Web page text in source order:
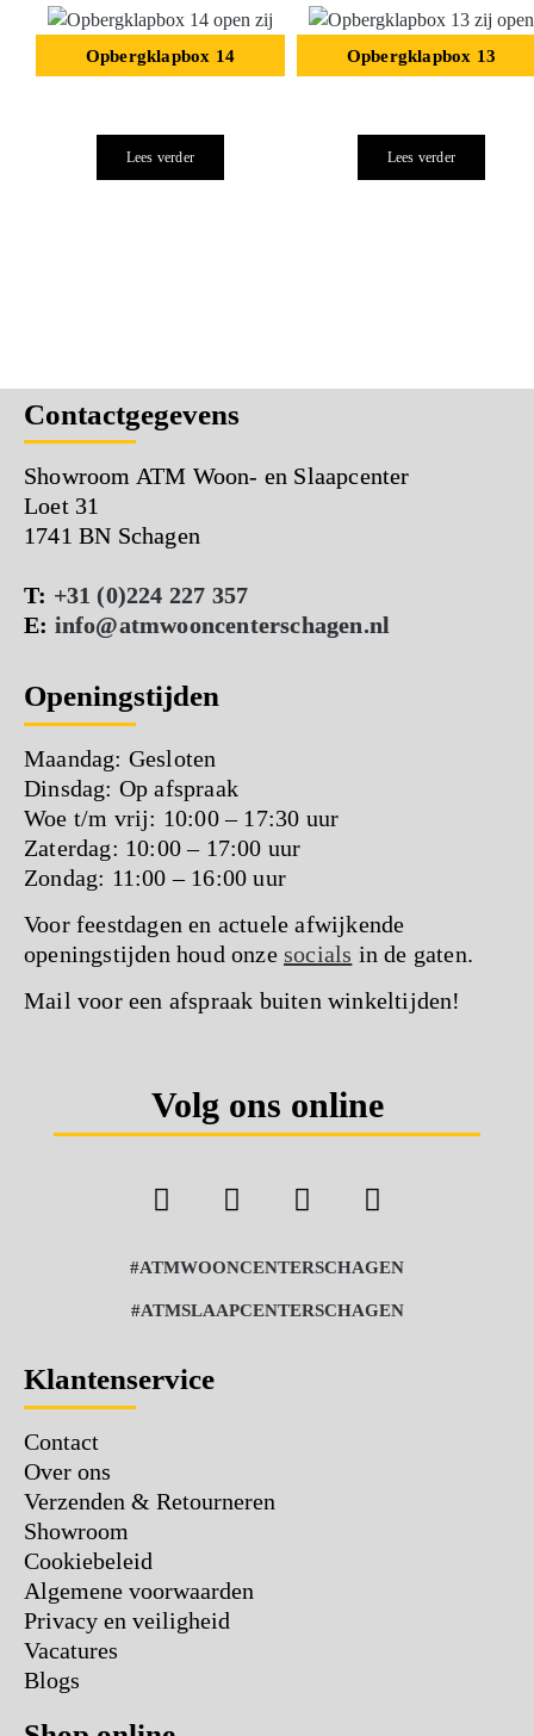
Opbergklapbox 14
Lees verder
Opbergklapbox 13
Lees verder
Contactgegevens
Showroom ATM Woon- en Slaapcenter
Loet 31
1741 BN Schagen
T: +31 (0)224 227 357
E: info@atmwooncenterschagen.nl
Openingstijden
Maandag: Gesloten
Dinsdag: Op afspraak
Woe t/m vrij: 10:00 – 17:30 uur
Zaterdag: 10:00 – 17:00 uur
Zondag: 11:00 – 16:00 uur
Voor feestdagen en actuele afwijkende
openingstijden houd onze socials in de gaten.
Mail voor een afspraak buiten winkeltijden!
Volg ons online
#ATMWOONCENTERSCHAGEN
#ATMSLAAPCENTERSCHAGEN
Klantenservice
Contact
Over ons
Verzenden & Retourneren
Showroom
Cookiebeleid
Algemene voorwaarden
Privacy en veiligheid
Vacatures
Blogs